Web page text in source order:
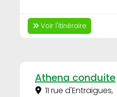
Voir l'itinéraire
Athena conduite
11 rue d'Entraigues,